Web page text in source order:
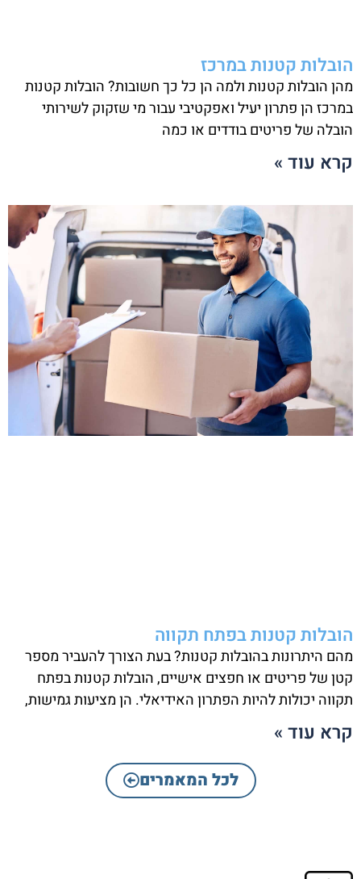
הובלות קטנות במרכז
מהן הובלות קטנות ולמה הן כל כך חשובות? הובלות קטנות
במרכז הן פתרון יעיל ואפקטיבי עבור מי שזקוק לשירותי
הובלה של פריטים בודדים או כמה
קרא עוד »
הובלות קטנות בפתח תקווה
מהם היתרונות בהובלות קטנות? בעת הצורך להעביר מספר
קטן של פריטים או חפצים אישיים, הובלות קטנות בפתח
תקווה יכולות להיות הפתרון האידיאלי. הן מציעות גמישות,
קרא עוד »
לכל המאמרים